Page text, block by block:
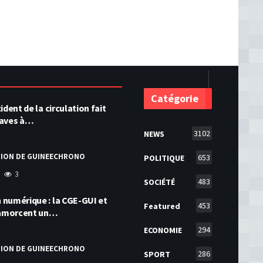
de la circulation fait
à…
DE GUINEECHRONO
3
: la CGE-GUI et
un…
DE GUINEECHRONO
Catégorie
NEWS 3102
POLITIQUE 653
SOCIÉTÉ 483
Featured 453
ECONOMIE 294
SPORT 286